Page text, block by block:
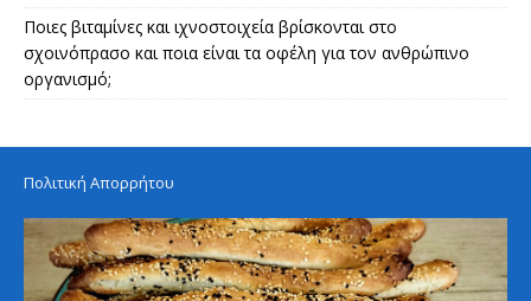
Ποιες βιταμίνες και ιχνοστοιχεία βρίσκονται στο
σχοινόπρασο και ποια είναι τα οφέλη για τον ανθρώπινο
οργανισμό;
Πολιτική Απορρήτου